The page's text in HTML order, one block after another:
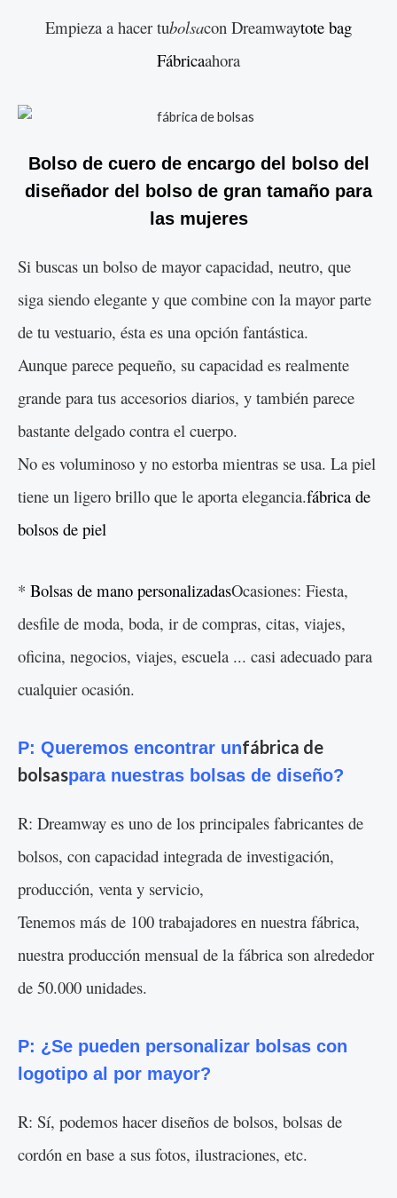
Empieza a hacer tubolsacon Dreamwaytote bag
Fábricaahora
Bolso de cuero de encargo del bolso del
diseñador del bolso de gran tamaño para
las mujeres
Si buscas un bolso de mayor capacidad, neutro, que
siga siendo elegante y que combine con la mayor parte
de tu vestuario, ésta es una opción fantástica.
Aunque parece pequeño, su capacidad es realmente
grande para tus accesorios diarios, y también parece
bastante delgado contra el cuerpo.
No es voluminoso y no estorba mientras se usa. La piel
tiene un ligero brillo que le aporta elegancia.fábrica de
bolsos de piel
* Bolsas de mano personalizadasOcasiones: Fiesta,
desfile de moda, boda, ir de compras, citas, viajes,
oficina, negocios, viajes, escuela ... casi adecuado para
cualquier ocasión.
P: Queremos encontrar unfábrica de
bolsaspara nuestras bolsas de diseño?
R: Dreamway es uno de los principales fabricantes de
bolsos, con capacidad integrada de investigación,
producción, venta y servicio,
Tenemos más de 100 trabajadores en nuestra fábrica,
nuestra producción mensual de la fábrica son alrededor
de 50.000 unidades.
P: ¿Se pueden personalizar bolsas con
logotipo al por mayor?
R: Sí, podemos hacer diseños de bolsos, bolsas de
cordón en base a sus fotos, ilustraciones, etc.